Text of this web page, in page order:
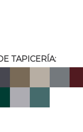
TAPICERÍA: